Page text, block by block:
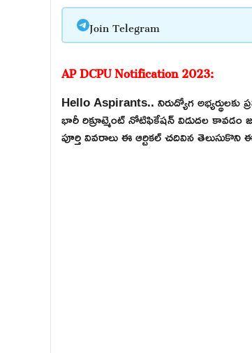
Join Telegram
AP DCPU Notification 2023:
Hello Aspirants.. నిరుద్యోగ అభ్యర్థులకు
భారీ రిక్రూట్మెంట్ నోటిఫికేషన్ విడుదల కావడం
పూర్తి వివరాలు ఈ ఆర్టికల్ చదివిన